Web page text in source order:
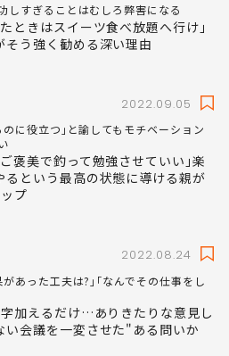
しすぎることはむしろ弊害になる
ときはスイーツ食べ放題へ行け｣
そう強く勧める深い理由
2022.09.05
のに役立つ｣と諭してもモチベーション
褒美で釣って勉強させていい｣楽
るという最高の状態に導ける親が
プ
2022.08.24
があった工夫は?｣｢なんでその仕事をし
加えるだけ…ありきたりな意見し
い会議を一変させた"ある問いか